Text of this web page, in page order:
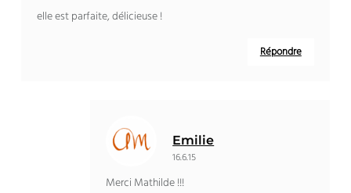
elle est parfaite, délicieuse !
Répondre
Emilie
16.6.15
Merci Mathilde !!!